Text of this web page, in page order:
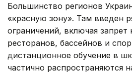
Большинство регионов
«красную зону». Там введен
ограничений, включая запрет
ресторанов, бассейнов и
дистанционное обучение в
частично распространяются